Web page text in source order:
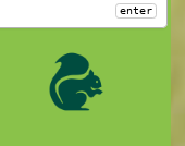
enter